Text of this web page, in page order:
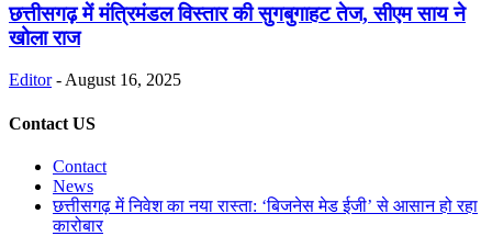
छत्तीसगढ़ में मंत्रिमंडल विस्तार की सुगबुगाहट तेज, सीएम साय ने
खोला राज
Editor -August 16, 2025
Contact US
Contact
News
छत्तीसगढ़ में निवेश का नया रास्ता: ‘बिजनेस मेड ईजी’ से आसान हो रहा
कारोबार